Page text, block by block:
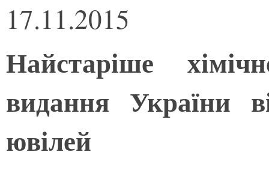
17.11.2015
Найстаріше
видання України
ювілей